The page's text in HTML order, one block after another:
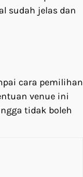
sudah jelas dan
cara pemilihan
venue ini
tidak boleh